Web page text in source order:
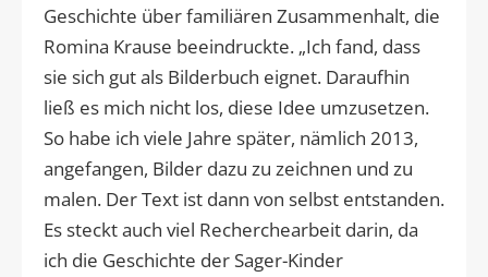
Geschichte über familiären Zusammenhalt, die
Romina Krause beeindruckte. „Ich fand, dass
sie sich gut als Bilderbuch eignet. Daraufhin
ließ es mich nicht los, diese Idee umzusetzen.
So habe ich viele Jahre später, nämlich 2013,
angefangen, Bilder dazu zu zeichnen und zu
malen. Der Text ist dann von selbst entstanden.
Es steckt auch viel Recherchearbeit darin, da
ich die Geschichte der Sager-Kinder